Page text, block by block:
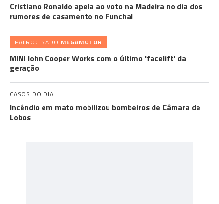
Cristiano Ronaldo apela ao voto na Madeira no dia dos
rumores de casamento no Funchal
PATROCINADO MEGAMOTOR
MINI John Cooper Works com o último 'facelift' da
geração
CASOS DO DIA
Incêndio em mato mobilizou bombeiros de Câmara de
Lobos